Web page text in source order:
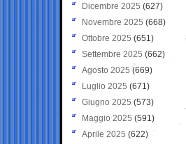
Dicembre 2025 (627)
Novembre 2025 (668)
Ottobre 2025 (651)
Settembre 2025 (662)
Agosto 2025 (669)
Luglio 2025 (671)
Giugno 2025 (573)
Maggio 2025 (591)
Aprile 2025 (622)